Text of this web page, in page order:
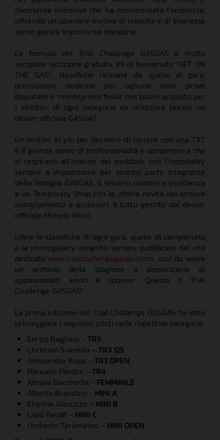
divertente iniziativa che ha movimentato l’ambiente,
offrendo un ulteriore motivo di crescita e di interesse
verso questa importante disciplina.
La formula del Trial Challenge GASGAS è molto
semplice: iscrizione gratuita, kit di benvenuto “GET ON
THE GAS”, classifiche ricavate da quelle di gara,
premiazioni dedicate per ognuna delle prove
disputate e montepremi finale con buoni acquisto per
i vincitori di ogni categoria da utilizzare presso un
dealer ufficiale GASGAS.
Un motivo in più per decidere di correre con una TXT
è il grande senso di professionalità e competenza che
si respirano all’interno del paddock, con l’hospitality
sempre a disposizione per sentirsi parte integrante
della famiglia GASGAS, il servizio ricambi e assistenza
e un Temporary Shop con le ultime novità del settore
abbigliamento e accessori, il tutto gestito dal dealer
ufficiale Moreno Moto.
Infine le classifiche di ogni gara, quelle di campionato
e la photogallery vengono sempre pubblicate nel sito
dedicato www.trialchallengegasgas.com, così da avere
un archivio della stagione a disposizione di
appassionati, amici e sponsor. Questo il Trial
Challenge GASGAS!
La prima edizione del Trial Challenge GASGAS ha visto
primeggiare i seguenti piloti nelle rispettive categorie:
Enrico Baghino - TR3
Christian Svanella – TR3 125
Alessandro Rossi – TR3 OPEN
Manuele Pardini – TR4
Alessia Bacchetta - FEMMINILE
Alberto Brandani - MINI A
Etienne Giacuzzo – MINI B
Lapo Farolfi – MINI C
Umberto Taramasco – MINI OPEN